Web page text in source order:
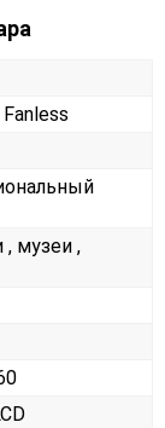
музеи ,